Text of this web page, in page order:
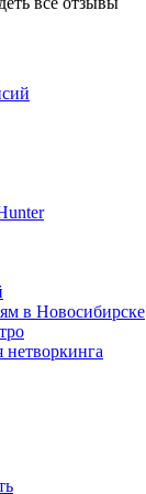
в Новосибирске
нетворкинга